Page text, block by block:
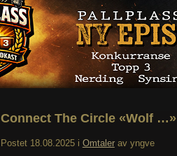
Connect The Circle «Wolf …»
Postet 18.08.2025 i Omtaler av yngve